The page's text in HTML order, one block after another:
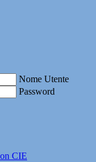
Nome Utente
Password
CIE